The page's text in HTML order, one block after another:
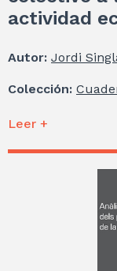
actividad
Autor: Jordi
Colección:
Leer +